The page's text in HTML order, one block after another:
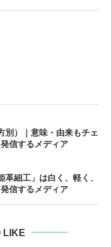
別）｜意味・由来もチェ
信するメディア
革細工」は白く、軽く、
信するメディア
LIKE